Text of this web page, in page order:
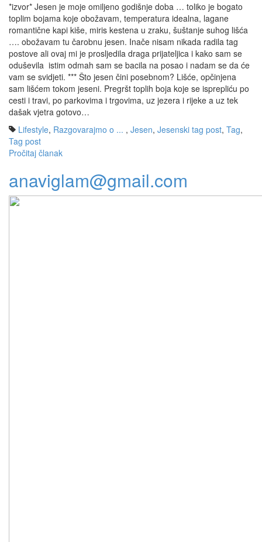
*izvor* Jesen je moje omiljeno godišnje doba … toliko je bogato
toplim bojama koje obožavam, temperatura idealna, lagane
romantične kapi kiše, miris kestena u zraku, šuštanje suhog lišća
…. obožavam tu čarobnu jesen. Inače nisam nikada radila tag
postove ali ovaj mi je prosljedila draga prijateljica i kako sam se
oduševila istim odmah sam se bacila na posao i nadam se da će
vam se svidjeti. *** Što jesen čini posebnom? Lišće, opčinjena
sam lišćem tokom jeseni. Pregršt toplih boja koje se isprepliću po
cesti i travi, po parkovima i trgovima, uz jezera i rijeke a uz tek
dašak vjetra gotovo…
Lifestyle, Razgovarajmo o ... , Jesen, Jesenski tag post, Tag,
Tag post
Pročitaj članak
anaviglam@gmail.com